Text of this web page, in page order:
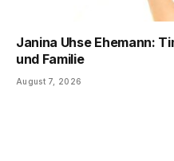
Janina Uhse Ehemann:
und Familie
August 7, 2026